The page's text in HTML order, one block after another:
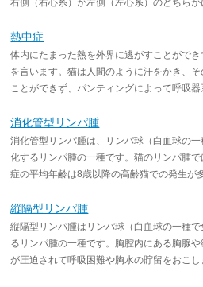
右側（右心系）か左側（左心系）のどちら
熱中症
体内にたまった熱を外界に逃がすことがで
を言います。猫は人間のように汗をかき、
ことができず、パンティングによって呼吸
消化管型リンパ腫
消化管型リンパ腫は、リンパ球（白血球の
化するリンパ腫の一種です。猫のリンパ腫
症の平均年齢は8歳以降の高齢猫での発生が
縦隔型リンパ腫
縦隔型リンパ腫はリンパ球（白血球の一種
るリンパ腫の一種です。胸腔内にある胸腺
が圧迫されて呼吸困難や胸水の貯留をおこし